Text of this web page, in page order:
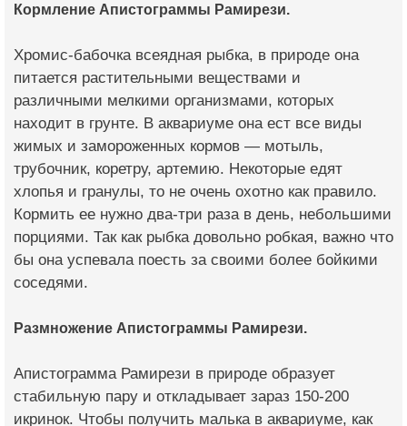
Кормление Апистограммы Рамирези.
Хромис-бабочка всеядная рыбка, в природе она
питается растительными веществами и
различными мелкими организмами, которых
находит в грунте. В аквариуме она ест все виды
жимых и замороженных кормов — мотыль,
трубочник, коретру, артемию. Некоторые едят
хлопья и гранулы, то не очень охотно как правило.
Кормить ее нужно два-три раза в день, небольшими
порциями. Так как рыбка довольно робкая, важно что
бы она успевала поесть за своими более бойкими
соседями.
Размножение Апистограммы Рамирези.
Апистограмма Рамирези в природе образует
стабильную пару и откладывает зараз 150-200
икринок. Чтобы получить малька в аквариуме, как